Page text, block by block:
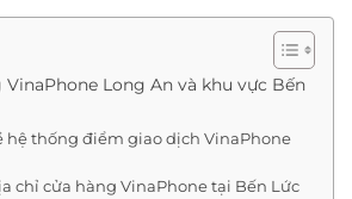
Long An và khu vực Bến
hệ thống điểm giao dịch VinaPhone
chỉ cửa hàng VinaPhone tại Bến Lức